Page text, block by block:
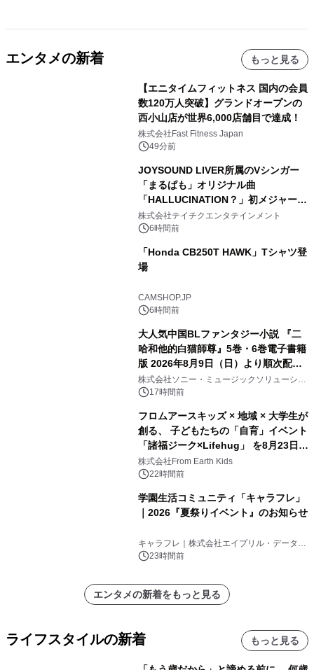
エンタメの新着 もっと見る
【エニタイムフィットネス 国内の会員
数120万人突破】グランドオープンの
西小山店が世界6,000店舗目で達成！
株式会社Fast Fitness Japan
49分前
JOYSOUND LIVER所属のVシンガー
「まるぱも」オリジナル曲
「HALLUCINATION？」初メジャー配
信リリース決定！
株式会社テイチクエンタテインメント
6時間前
「Honda CB250T HAWK」Tシャツ登
場
CAMSHOP.JP
6時間前
大人気中国BLファンタジー小説 『二
哈和他的白猫師尊』5巻・6巻電子書籍
版 2026年8月9日（日）より順次配信
開始
株式会社ソニー・ミュージックソリューショ
ンズ17時間前
フロムアースキッズ × 地域 × 大学生が
創る、 子どもたちの「自育」イベント
「諸福ジーク×Lifehug」 を8月23日
(日)開催
株式会社From Earth Kids
22時間前
学園生活コミュニティ「キャラフレ」
｜2026『夏祭りイベント』のお知らせ
キャラフレ｜株式会社エイプリル・データ・
デザインズ
23時間前
エンタメの新着をもっと見る
ライフスタイルの新着 もっと見る